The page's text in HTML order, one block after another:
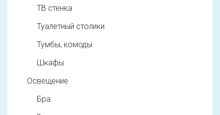
ТВ стенка
Туалетный столики
Тумбы, комоды
Шкафы
Освещение
Бра